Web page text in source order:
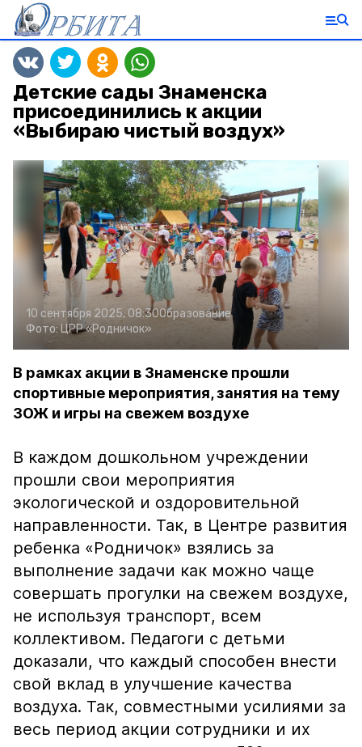
Детские сады Знаменска
присоединились к акции
«Выбираю чистый воздух»
10 сентября 2025, 08:30Образование
Фото:ЦРР «Родничок»
В рамках акции в Знаменске прошли
спортивные мероприятия, занятия на тему
ЗОЖ и игры на свежем воздухе
В каждом дошкольном учреждении
прошли свои мероприятия
экологической и оздоровительной
направленности. Так, в Центре развития
ребенка «Родничок» взялись за
выполнение задачи как можно чаще
совершать прогулки на свежем воздухе,
не используя транспорт, всем
коллективом. Педагоги с детьми
доказали, что каждый способен внести
свой вклад в улучшение качества
воздуха. Так, совместными усилиями за
весь период акции сотрудники и их